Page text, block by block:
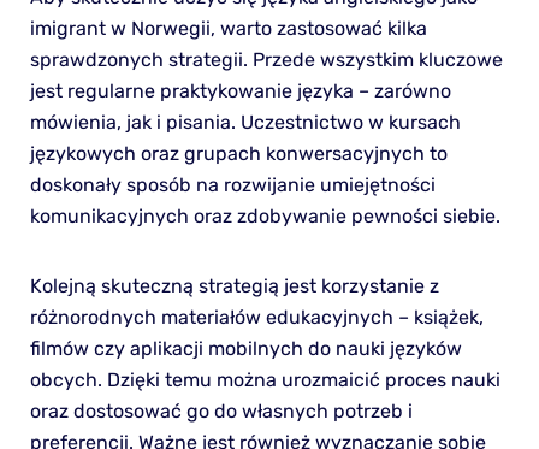
imigrant w Norwegii, warto zastosować kilka
sprawdzonych strategii. Przede wszystkim kluczowe
jest regularne praktykowanie języka – zarówno
mówienia, jak i pisania. Uczestnictwo w kursach
językowych oraz grupach konwersacyjnych to
doskonały sposób na rozwijanie umiejętności
komunikacyjnych oraz zdobywanie pewności siebie.
Kolejną skuteczną strategią jest korzystanie z
różnorodnych materiałów edukacyjnych – książek,
filmów czy aplikacji mobilnych do nauki języków
obcych. Dzięki temu można urozmaicić proces nauki
oraz dostosować go do własnych potrzeb i
preferencji. Ważne jest również wyznaczanie sobie